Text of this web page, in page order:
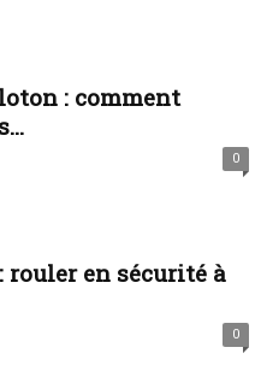
: comment
0
en sécurité à
0